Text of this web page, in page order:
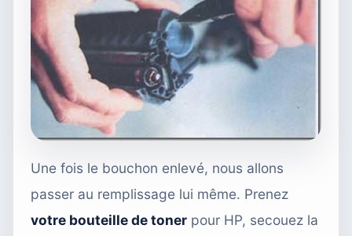
Une fois le bouchon enlevé, nous allons
passer au remplissage lui même. Prenez
votre bouteille de toner pour HP, secouez la